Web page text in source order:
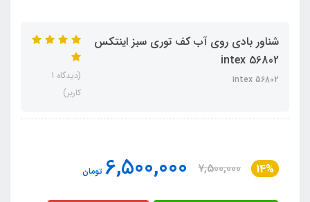
شناور بادی روی آب کف توری سبز اینتکس
intex 56802
intex 56802
(دیدگاه 1
کاربر)
14%
7,500,000
6,500,000 تومان